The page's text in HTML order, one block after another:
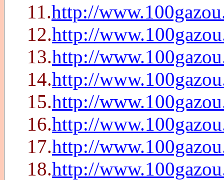
11.http://
12.http://
13.http://
14.http://
15.http://
16.http://
17.http://
18.http://